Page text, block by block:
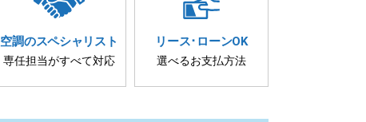
空調のスペシャリスト
専任担当がすべて対応
リース･ ローンOK
選べるお支払方法